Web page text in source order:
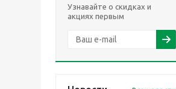
Узнавайте о скидках и
акциях первым